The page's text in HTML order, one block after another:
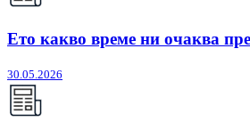
Ето какво време ни очаква
30.05.2026